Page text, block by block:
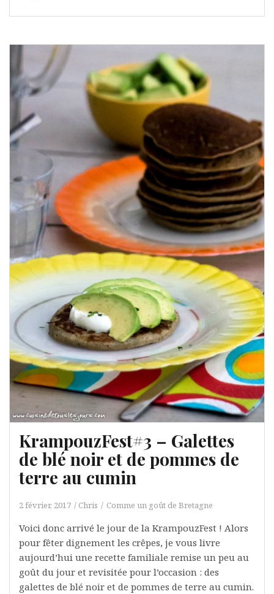
KrampouzFest#3 – Galettes
de blé noir et de pommes de
terre au cumin
2 février, 2017 Chris Comme un goût de Bretagne
Voici donc arrivé le jour de la KrampouzFest ! Alors
pour fêter dignement les crêpes, je vous livre
aujourd’hui une recette familiale remise un peu au
goût du jour et revisitée pour l’occasion : des
galettes de blé noir et de pommes de terre au cumin.